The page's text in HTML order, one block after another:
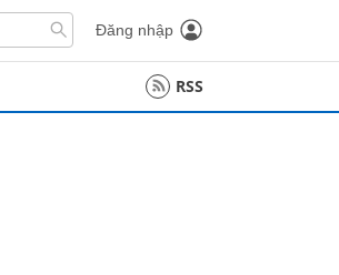
Đăng nhập
RSS